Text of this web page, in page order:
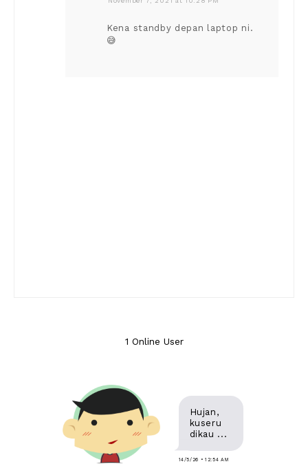
Kena standby depan laptop ni.
😅
1 Online User
Hujan,
kuseru
dikau ...
14/5/26 • 12:54 AM